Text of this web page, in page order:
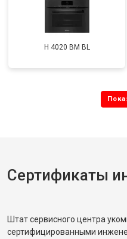
H 4020 BM BL
Сертификаты
Штат сервисного центра
сертифицированными